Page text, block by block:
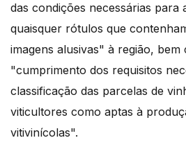
das condições necessárias para
quaisquer rótulos que
imagens alusivas" à região,
"cumprimento dos requisitos
classificação das parcelas de
viticultores como aptas à
vitivinícolas".